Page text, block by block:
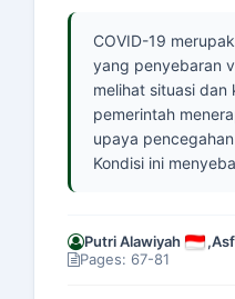
COVID-19
yang penyebaran
melihat situasi dan
pemerintah
upaya
Kondisi ini
Putri Alawiyah ,
Pages: 67-81